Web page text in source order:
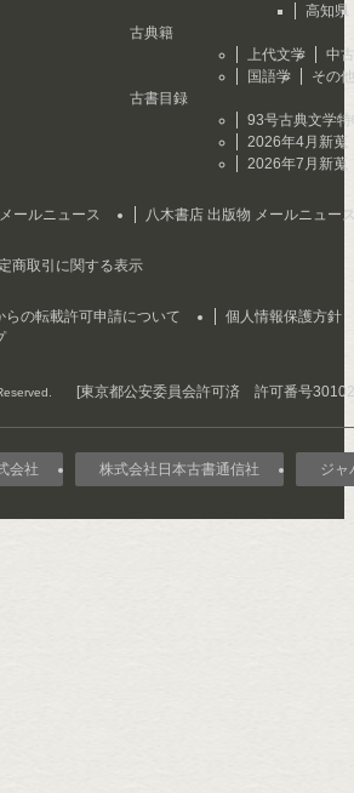
高知県
古典籍
上代文学
中
国語学
その他
古書目録
93号古典文学
2026年4月新蒐
2026年7月新蒐
ールニュース 八木書店 出版物 メールニュー
商取引に関する表示
らの転載許可申請について
個人情報保護方針
[東京都公安委員会許可済 許可番号
会社 株式会社日本古書通信社 ジャ